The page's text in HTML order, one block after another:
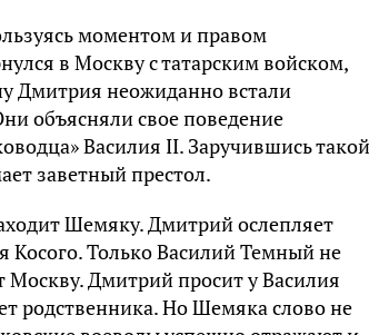
моментом и правом
в Москву с татарским войском,
Дмитрия неожиданно встали
объясняли свое поведение
Василия II. Заручившись такой
заветный престол.
Шемяку. Дмитрий ослепляет
Косого. Только Василий Темный не
Москву. Дмитрий просит у Василия
родственника. Но Шемяка слово не